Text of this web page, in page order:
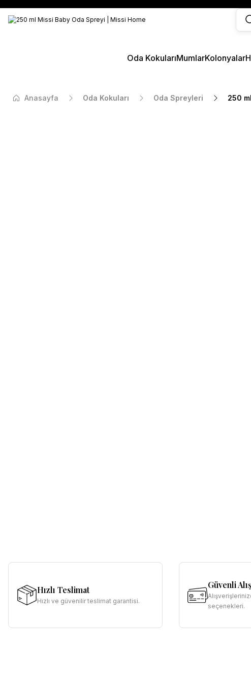
Oda KokularıMumlarKolonyalar
Anasayfa Oda Kokuları Oda Spreyleri 250
Hızlı Teslimat
Hızlı ve güvenilir teslimat garantisi.
Güvenli
seçenekleri.